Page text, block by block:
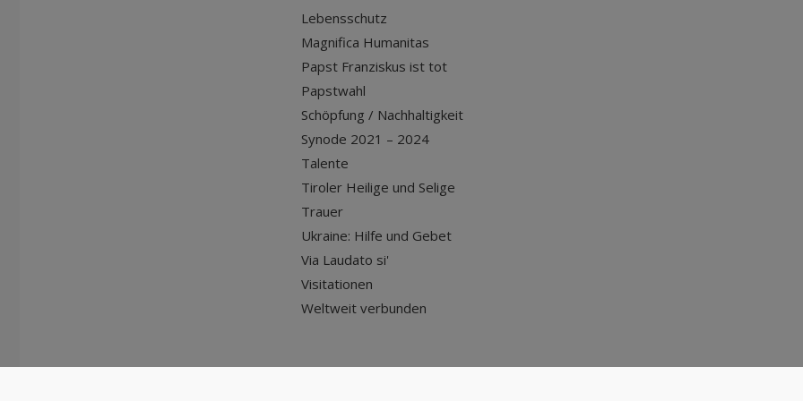
Lebensschutz
Magnifica Humanitas
Papst Franziskus ist tot
Papstwahl
Schöpfung / Nachhaltigkeit
Synode 2021 – 2024
Talente
Tiroler Heilige und Selige
Trauer
Ukraine: Hilfe und Gebet
Via Laudato si'
Visitationen
Weltweit verbunden